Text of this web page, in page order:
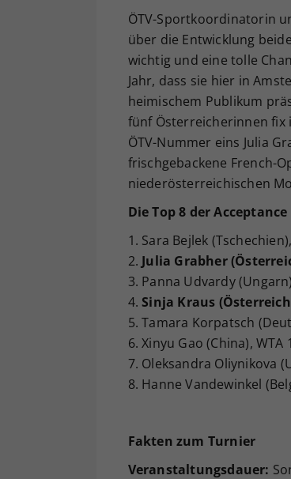
ÖTV-Sportkoordinatorin
über die Entwicklung
wichtig und eine tolle
Jahr, dass sie hier in
heimischem Publikum
fünf Österreicherinnen fix
ÖTV-Nummer eins Julia
frischgebackene French-
niederösterreichischen
Die Top 8 der
1. Sara Bejlek
2. Julia Grabher
3. Panna Udvardy
4.Sinja Kraus
5. Tamara Korpatsch
6. Xinyu Gao (China), WTA
7. Oleksandra Oliynikova
8. Hanne Vandewinkel
Fakten zum Turnier
Veranstaltungsdauer: